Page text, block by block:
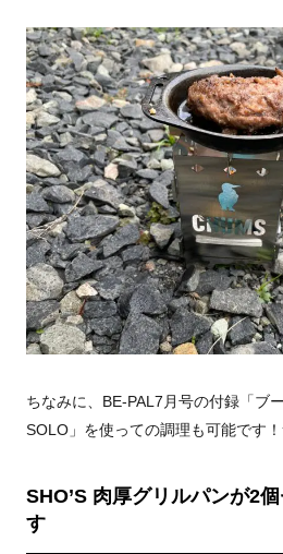
ちなみに、BE-PAL7月号の付録「ブ
SOLO」を使っての調理も可能です！
SHO’S 肉厚グリルパンが2
す